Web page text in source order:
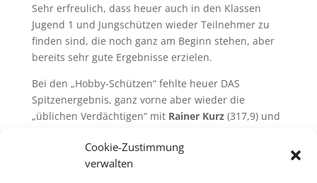
Cookie-Zustimmung
verwalten
Sehr erfreulich, dass heuer auch in den Klassen
Jugend 1 und Jungschützen wieder Teilnehmer zu
finden sind, die noch ganz am Beginn stehen, aber
bereits sehr gute Ergebnisse erzielen.
Bei den „Hobby-Schützen“ fehlte heuer DAS
Spitzenergebnis, ganz vorne aber wieder die
„üblichen Verdächtigen“ mit Rainer Kurz(317,9) und
Die inoffizielle Familien-Wertung gewann übrigens